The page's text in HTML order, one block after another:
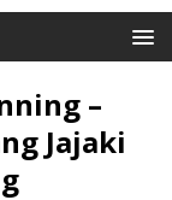
–
Jajaki